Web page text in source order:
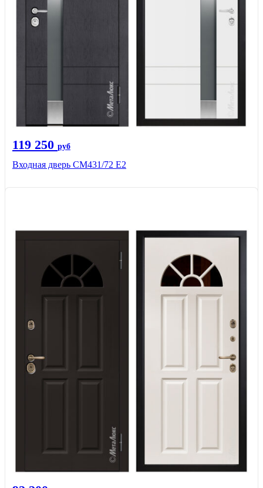
119 250 руб
Входная дверь СМ431/72 Е2